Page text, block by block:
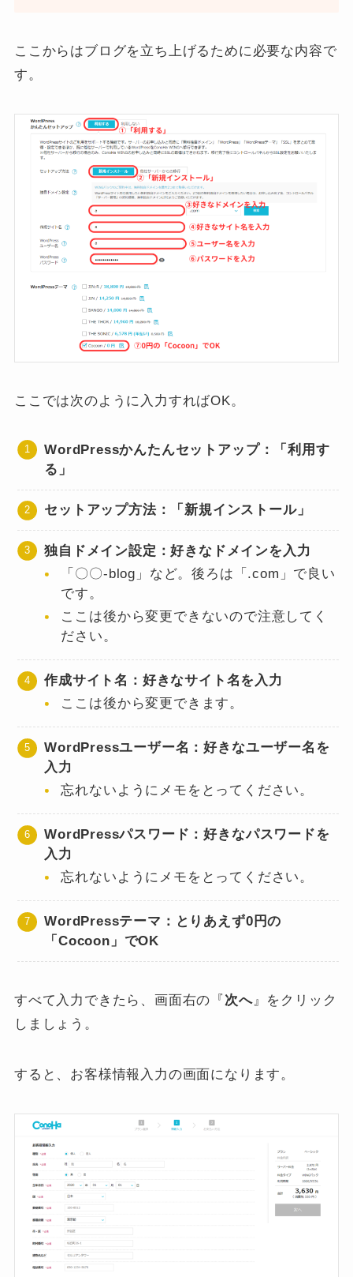
ここからはブログを立ち上げるために必要な内容で
す。
ここでは次のように入力すればOK。
WordPressかんたんセットアップ：「利用す
る」
セットアップ方法：「新規インストール」
独自ドメイン設定：好きなドメインを入力
「〇〇-blog」など。後ろは「.com」で良い
です。
ここは後から変更できないので注意してく
ださい。
作成サイト名：好きなサイト名を入力
ここは後から変更できます。
WordPressユーザー名：好きなユーザー名を
入力
忘れないようにメモをとってください。
WordPressパスワード：好きなパスワードを
入力
忘れないようにメモをとってください。
WordPressテーマ：とりあえず0円の
「Cocoon」でOK
すべて入力できたら、画面右の『 次へ』をクリック
しましょう。
すると、お客様情報入力の画面になります。